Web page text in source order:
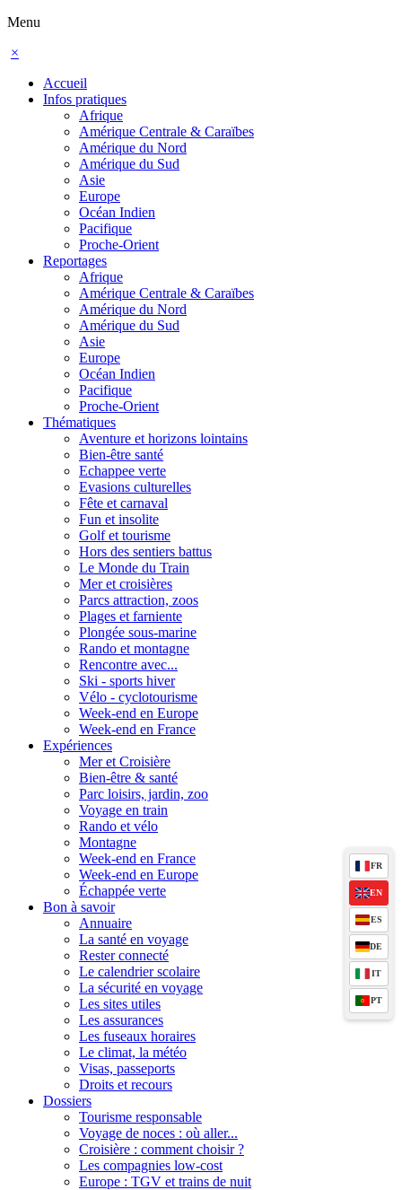
Menu
×
Accueil
Infos pratiques
Afrique
Amérique Centrale & Caraïbes
Amérique du Nord
Amérique du Sud
Asie
Europe
Océan Indien
Pacifique
Proche-Orient
Reportages
Afrique
Amérique Centrale & Caraïbes
Amérique du Nord
Amérique du Sud
Asie
Europe
Océan Indien
Pacifique
Proche-Orient
Thématiques
Aventure et horizons lointains
Bien-être santé
Echappee verte
Evasions culturelles
Fête et carnaval
Fun et insolite
Golf et tourisme
Hors des sentiers battus
Le Monde du Train
Mer et croisières
Parcs attraction, zoos
Plages et farniente
Plongée sous-marine
Rando et montagne
Rencontre avec...
Ski - sports hiver
Vélo - cyclotourisme
Week-end en Europe
Week-end en France
Expériences
Mer et Croisière
Bien-être & santé
Parc loisirs, jardin, zoo
Voyage en train
Rando et vélo
Montagne
Week-end en France
Week-end en Europe
Échappée verte
Bon à savoir
Annuaire
La santé en voyage
Rester connecté
Le calendrier scolaire
La sécurité en voyage
Les sites utiles
Les assurances
Les fuseaux horaires
Le climat, la météo
Visas, passeports
Droits et recours
Dossiers
Tourisme responsable
Voyage de noces : où aller...
Croisière : comment choisir ?
Les compagnies low-cost
Europe : TGV et trains de nuit
FR
EN
ES
DE
IT
PT